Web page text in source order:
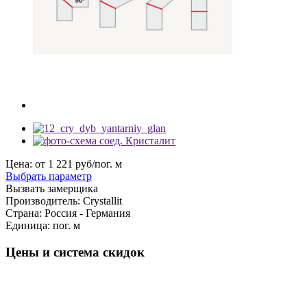
Цена: от 1 221 руб/пог. м
Выбрать параметр
Вызвать замерщика
Производитель: Crystallit
Страна: Россия - Германия
Единица: пог. м
Цены и система скидок